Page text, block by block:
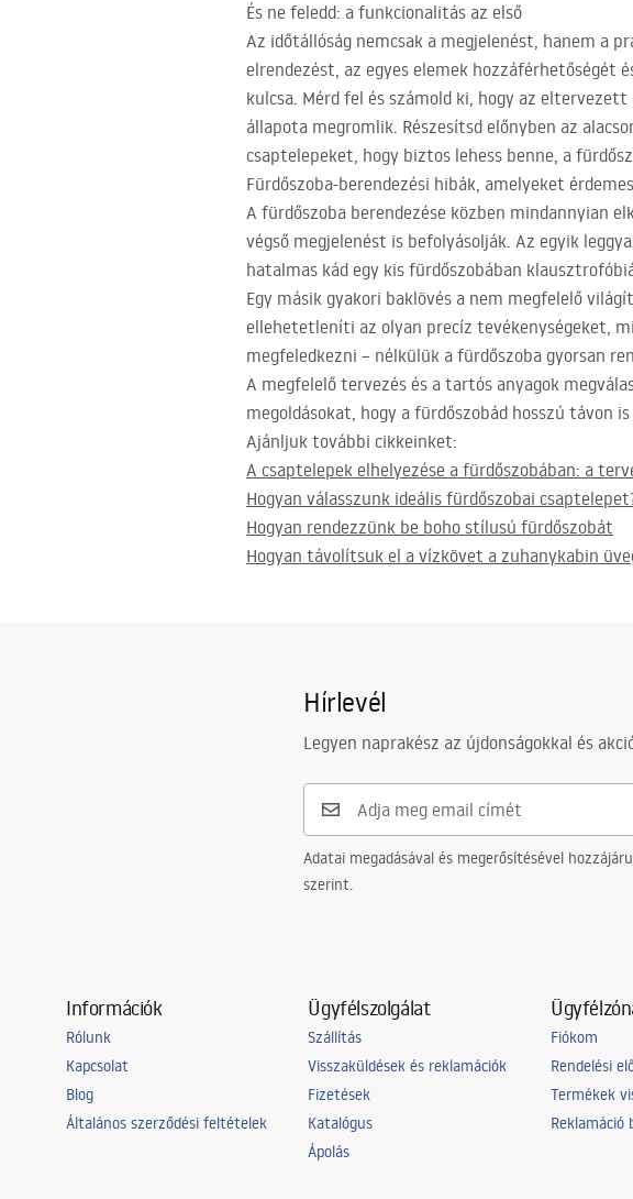
És ne feledd: a funkcionalitás az első
Az időtállóság nemcsak a megjelenést, hanem a
elrendezést, az egyes elemek
kulcsa. Mérd fel és számold ki, hogy az
állapota megromlik. Részesítsd előnyben az
csaptelepeket, hogy biztos lehess benne, a
Fürdőszoba-berendezési hibák, amelyeket
A fürdőszoba berendezése közben mindannyian
végső megjelenést is befolyásolják. Az egyik
hatalmas kád egy kis fürdőszobában
Egy másik gyakori baklövés a nem megfelelő
ellehetetleníti az olyan precíz tevékenységeket,
megfeledkezni – nélkülük a fürdőszoba gyorsan
A megfelelő tervezés és a tartós anyagok
megoldásokat, hogy a fürdőszobád hosszú távon
Ajánljuk további cikkeinket:
A csaptelepek elhelyezése a fürdőszobában: a
Hogyan válasszunk ideális fürdőszobai
Hogyan rendezzünk be boho stílusú fürdőszobát
Hogyan távolítsuk el a vízkövet a zuhanykabin
Hírlevél
Legyen naprakész az újdonságokkal és
Adatai megadásával és megerősítésével
szerint.
Információk
Rólunk
Kapcsolat
Blog
Általános szerződési feltételek
Ügyfélszolgálat
Szállítás
Visszaküldések és reklamációk
Fizetések
Katalógus
Ápolás
Fiókom
Rendelési
Termékek
Reklamáció